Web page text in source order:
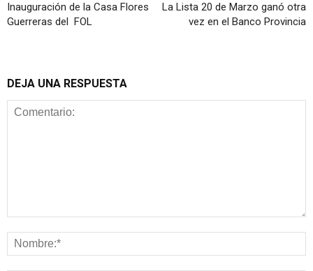
Inauguración de la Casa Flores
Guerreras del FOL
La Lista 20 de Marzo ganó otra
vez en el Banco Provincia
DEJA UNA RESPUESTA